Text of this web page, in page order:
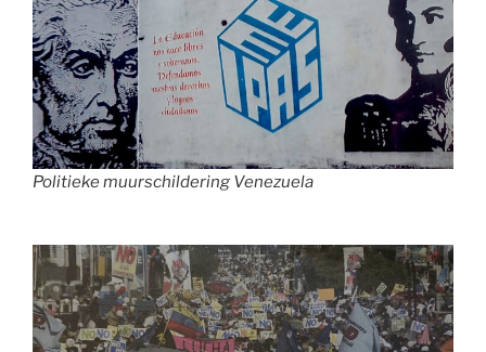
Politieke muurschildering Venezuela